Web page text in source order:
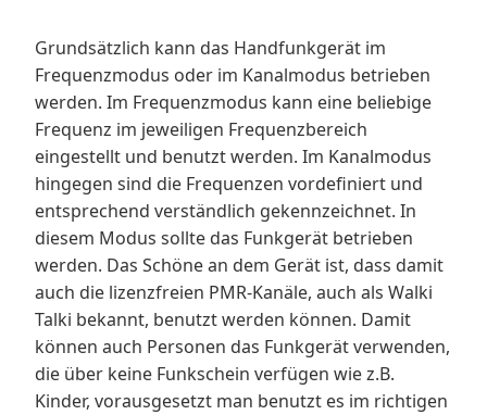
Grundsätzlich kann das Handfunkgerät im
Frequenzmodus oder im Kanalmodus betrieben
werden. Im Frequenzmodus kann eine beliebige
Frequenz im jeweiligen Frequenzbereich
eingestellt und benutzt werden. Im Kanalmodus
hingegen sind die Frequenzen vordefiniert und
entsprechend verständlich gekennzeichnet. In
diesem Modus sollte das Funkgerät betrieben
werden. Das Schöne an dem Gerät ist, dass damit
auch die lizenzfreien PMR-Kanäle, auch als Walki
Talki bekannt, benutzt werden können. Damit
können auch Personen das Funkgerät verwenden,
die über keine Funkschein verfügen wie z.B.
Kinder, vorausgesetzt man benutzt es im richtigen